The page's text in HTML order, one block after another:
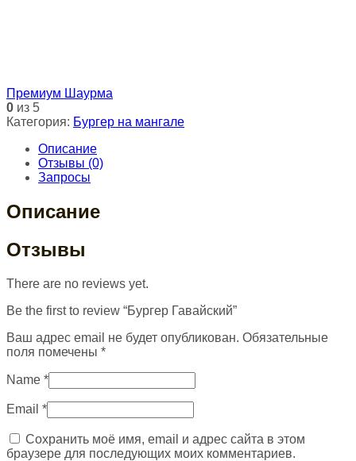
Премиум Шаурма
0 из 5
Категория: Бургер на мангале
Описание
Отзывы (0)
Запросы
Описание
Отзывы
There are no reviews yet.
Be the first to review “Бургер Гавайский”
Ваш адрес email не будет опубликован. Обязательные
поля помечены *
Name *
Email *
Сохранить моё имя, email и адрес сайта в этом
браузере для последующих моих комментариев.